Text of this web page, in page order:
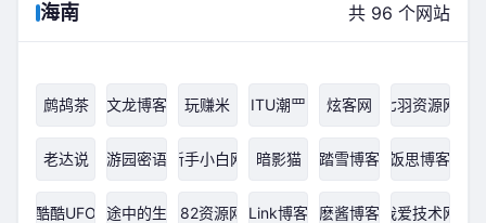
海南 共 96 个网站
鹧鸪茶 文龙博客 玩赚米 ITU潮罒 炫客网 七羽资源网
老达说 游园密语 新手小白网 暗影猫 踏雪博客 饭思博客
酷酷UFO
人生旅途中的生活印象
882资源网 Link博客 麽酱博客 我爱技术网